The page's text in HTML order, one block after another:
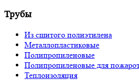
Трубы
Из сшитого полиэтилена
Металлопластиковые
Полипропиленовые
Полипропиленовые для
Теплоизоляция